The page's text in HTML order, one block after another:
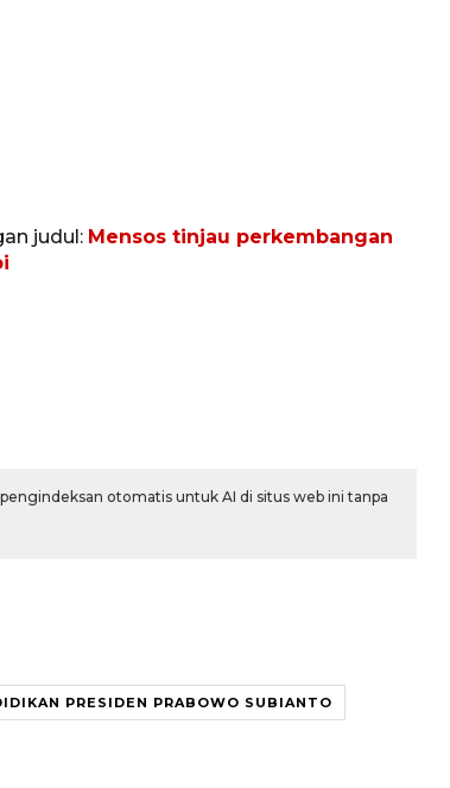
judul: Mensos tinjau perkembangan
otomatis untuk AI di situs web ini tanpa
PRESIDEN PRABOWO SUBIANTO